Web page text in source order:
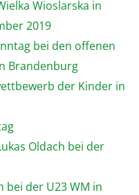
Wioslarska in
2019
bei den offenen
Brandenburg
der Kinder in
Oldach bei der
bei der U23 WM in